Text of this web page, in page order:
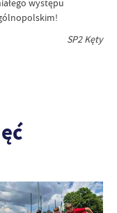
występu
SP2 Kęty